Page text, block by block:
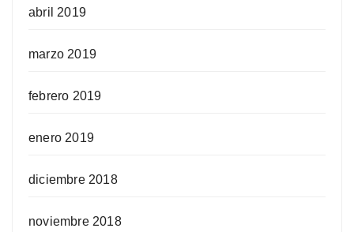
abril 2019
marzo 2019
febrero 2019
enero 2019
diciembre 2018
noviembre 2018